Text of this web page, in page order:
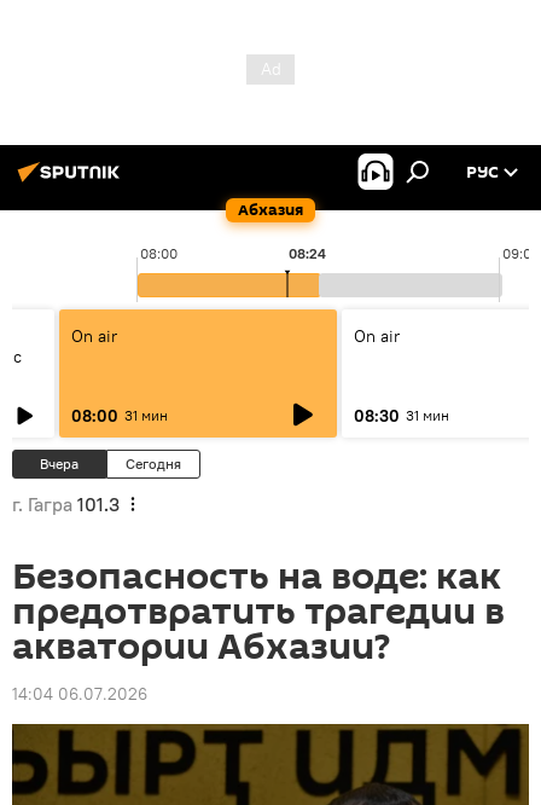
Абхазия
РУС
08:00 09:00
08:24
с
On air
08:00 31 мин
On air
08:30 31 мин
Вчера Сегодня
г. Гагра 101.3
Безопасность на воде: как
предотвратить трагедии в
акватории Абхазии?
14:04 06.07.2026